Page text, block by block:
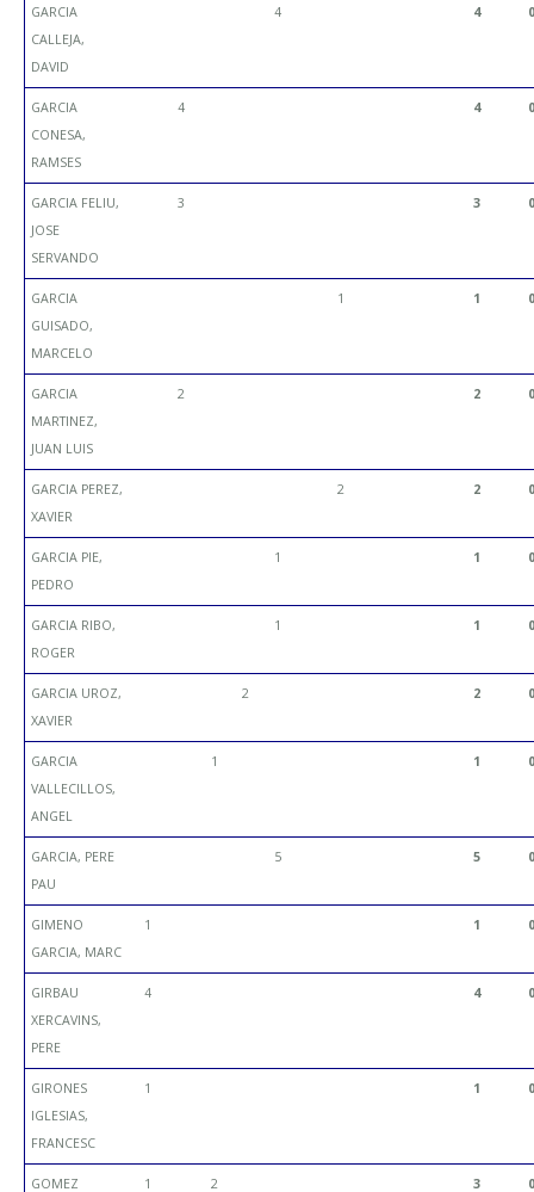
GARCIA
CALLEJA,
DAVID
4 4 0
GARCIA
CONESA,
RAMSES
4 4 0
GARCIA FELIU,
JOSE
SERVANDO
3 3 0
GARCIA
GUISADO,
MARCELO
1 1 0
GARCIA
MARTINEZ,
JUAN LUIS
2 2 0
GARCIA PEREZ,
XAVIER
2 2 0
GARCIA PIE,
PEDRO
1 1 0
GARCIA RIBO,
ROGER
1 1 0
GARCIA UROZ,
XAVIER
2 2 0
GARCIA
VALLECILLOS,
ANGEL
1 1 0
GARCIA, PERE
PAU
5 5 0
GIMENO
GARCIA, MARC
1 1 0
GIRBAU
XERCAVINS,
PERE
4 4 0
GIRONES
IGLESIAS,
FRANCESC
1 1 0
GOMEZ
1 2 3 0